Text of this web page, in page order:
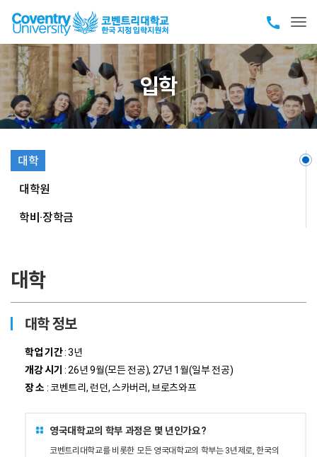
call
입학
대학
대학원
학비·장학금
대학
대학 정보
학업 기간: 3년
개강 시기 : 26년 9월(모든 전공), 27년 1월(일부 전공)
장 소 : 코벤트리, 런던, 스카버러, 브로츠와프
영국대학교의 학부 과정은 몇 년인가요?
코벤트리대학교를 비롯한 모든 영국대학교의 학부는 3년제로, 한국의